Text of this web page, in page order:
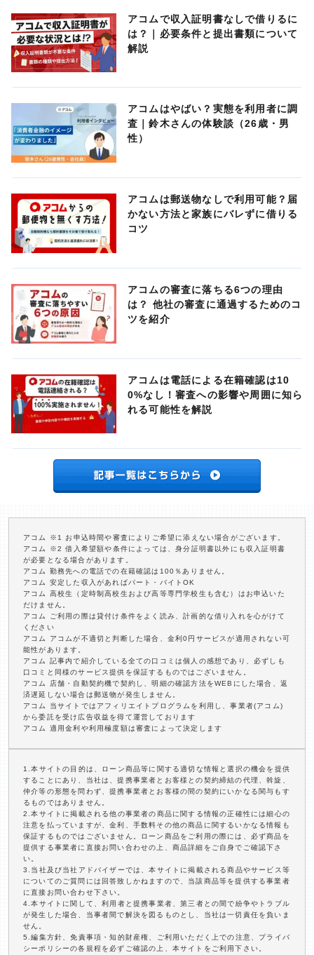
アコムで収入証明書なしで借りるに
は？｜必要条件と提出書類について
解説
アコムはやばい？実態を利用者に調
査｜鈴木さんの体験談（26歳・男
性）
アコムは郵送物なしで利用可能？届
かない方法と家族にバレずに借りる
コツ
アコムの審査に落ちる6つの理由
は？ 他社の審査に通過するためのコ
ツを紹介
アコムは電話による在籍確認は10
0%なし！審査への影響や周囲に知ら
れる可能性を解説
アコム ※1 お申込時間や審査によりご希望に添えない場合がございます。
アコム ※2 借入希望額や条件によっては、身分証明書以外にも収入証明書
が必要となる場合があります。
アコム 勤務先への電話での在籍確認は100％ありません。
アコム 安定した収入があればパート・バイトOK
アコム 高校生（定時制高校生および高等専門学校生も含む）はお申込いた
だけません。
アコム ご利用の際は貸付け条件をよく読み、計画的な借り入れを心がけて
ください
アコム アコムが不適切と判断した場合、金利0円サービスが適用されない可
能性があります。
アコム 記事内で紹介している全ての口コミは個人の感想であり、必ずしも
口コミと同様のサービス提供を保証するものではございません。
アコム 店舗・自動契約機で契約し、明細の確認方法をWEBにした場合、返
済遅延しない場合は郵送物が発生しません。
アコム 当サイトではアフィリエイトプログラムを利用し、事業者(アコム)
から委託を受け広告収益を得て運営しております
アコム 適用金利や利用極度額は審査によって決定します
1.本サイトの目的は、ローン商品等に関する適切な情報と選択の機会を提供
することにあり、当社は、提携事業者とお客様との契約締結の代理、斡旋、
仲介等の形態を問わず、提携事業者とお客様の間の契約にいかなる関与もす
るものではありません。
2.本サイトに掲載される他の事業者の商品に関する情報の正確性には細心の
注意を払っていますが、金利、手数料その他の商品に関するいかなる情報も
保証するものではございません。ローン商品をご利用の際には、必ず商品を
提供する事業者に直接お問い合わせの上、商品詳細をご自身でご確認下さ
い。
3.当社及び当社アドバイザーでは、本サイトに掲載される商品やサービス等
についてのご質問には回答致しかねますので、当該商品等を提供する事業者
に直接お問い合わせ下さい。
4.本サイトに関して、利用者と提携事業者、第三者との間で紛争やトラブル
が発生した場合、当事者間で解決を図るものとし、当社は一切責任を負いま
せん。
5.編集方針、免責事項・知的財産権、ご利用いただく上での注意、プライバ
シーポリシーの各規程を必ずご確認の上、本サイトをご利用下さい。